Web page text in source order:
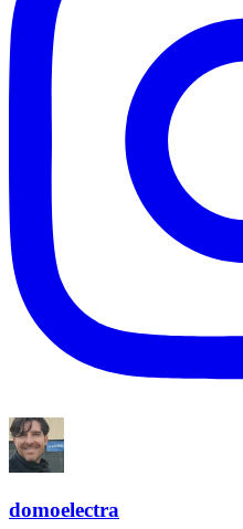
domoelectra